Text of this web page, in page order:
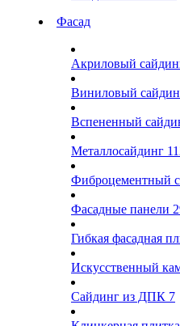
Фасад
Акриловый
Виниловый
Вспененный
Металлосайдинг
Фиброцементный
Фасадные панели
Гибкая фасадная
Искусственный
Сайдинг из ДПК 7